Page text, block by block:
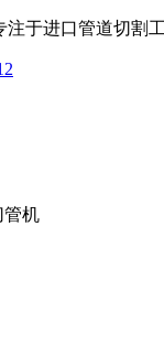
于进口管道切割
管机